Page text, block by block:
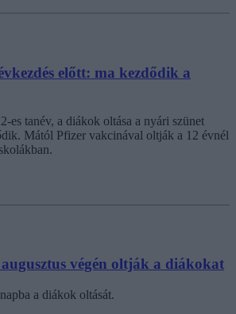
előtt: ma kezdődik a
es tanév, a diákok oltása a nyári szünet
Mától Pfizer vakcinával oltják a 12 évnél
végén oltják a diákokat
a diákok oltását.